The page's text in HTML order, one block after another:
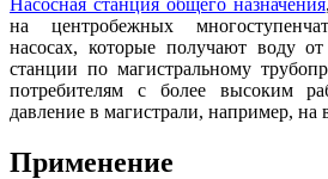
на центробежных
насосах, которые получают воду
станции по магистральному
потребителям с более высоким
давление в магистрали, например, на
Применение